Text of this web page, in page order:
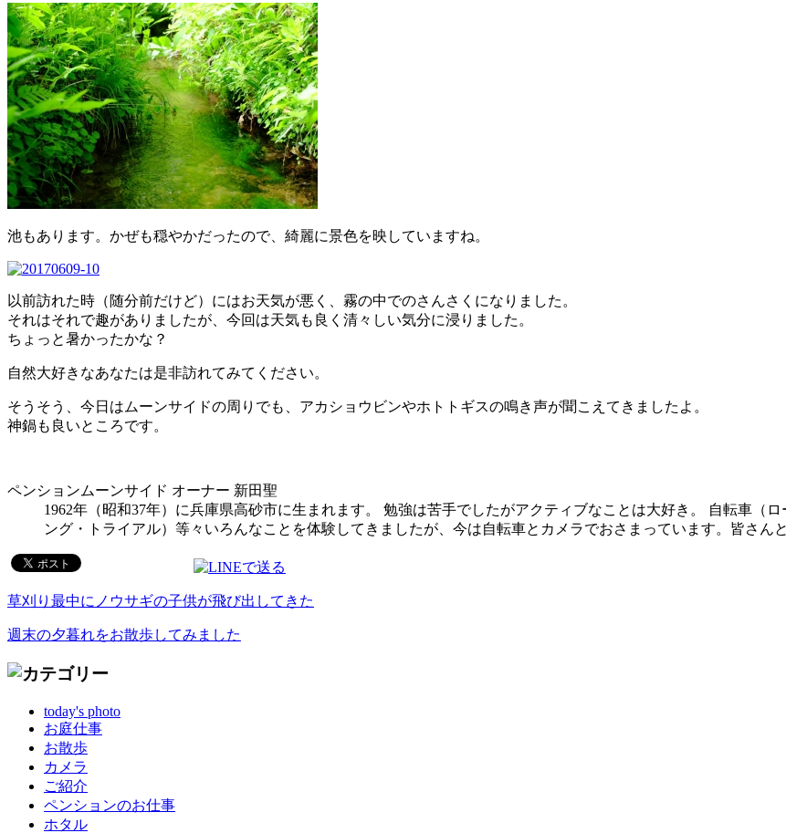
池もあります。かぜも穏やかだったので、綺麗に景色を映していますね。
以前訪れた時（随分前だけど）にはお天気が悪く、霧の中でのさんさくになりました。
それはそれで趣がありましたが、今回は天気も良く清々しい気分に浸りました。
ちょっと暑かったかな？
自然大好きなあなたは是非訪れてみてください。
そうそう、今日はムーンサイドの周りでも、アカショウビンやホトトギスの鳴き声が聞こえてきましたよ。
神鍋も良いところです。
ペンションムーンサイド オーナー 新田聖
1962年（昭和37年）に兵庫県高砂市に生まれます。 勉強は苦手でしたがアクティブなことは大好き。 自転車（
ング・トライアル）等々いろんなことを体験してきましたが、今は自転車とカメラでおさまっています。皆さん
草刈り最中にノウサギの子供が飛び出してきた
週末の夕暮れをお散歩してみました
today's photo
お庭仕事
お散歩
カメラ
ご紹介
ペンションのお仕事
ホタル